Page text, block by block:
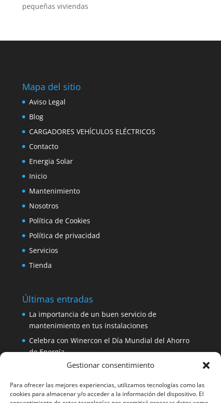
Gestionar consentimiento
Para ofrecer las mejores experiencias, utilizamos tecnologías como las
cookies para almacenar y/o acceder a la información del dispositivo. El
pequeñas viviendas
Mapa del sitio
Aviso Legal
Blog
CARGADORES VEHÍCULOS ELÉCTRICOS
Contacto
Energia Solar
Inicio
Mantenimiento
Nosotros
Política de Cookies
Política de privacidad
Servicios
Tienda
Últimas entradas
La importancia de un buen servicio de
mantenimiento en tus instalaciones
Celebra con Winercon el Día Mundial del Ahorro
de Energía
Placa solar 330W 24V Amerisolar por sólo 137
iDialog: protege tus equipos con un SAI de fácil